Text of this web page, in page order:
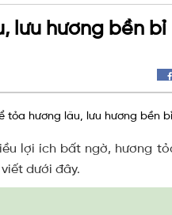
lưu hương bền bỉ
hương lâu, lưu hương bền bỉ
lợi ích bất ngờ, hương
dưới đây.